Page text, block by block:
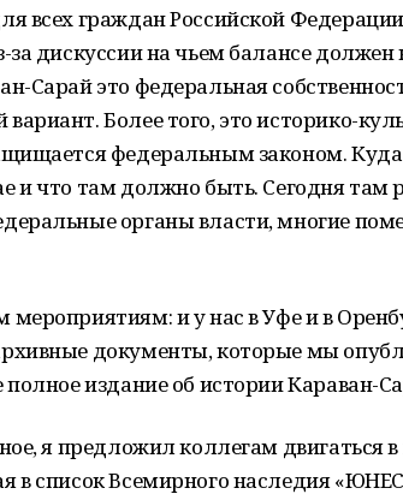
всех граждан Российской
за дискуссии на чьем балансе
Сарай это федеральная
Более того, это историко-
федеральным законом. Куда
и что там должно быть. Сегодня там
органы власти, многие
мероприятиям: и у нас в Уфе и в
документы, которые мы
полное издание об истории Караван-
я предложил коллегам двигаться
в список Всемирного наследия